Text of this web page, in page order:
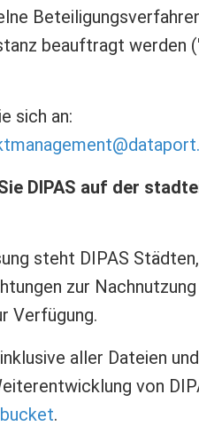
beauftragt werden
sich an:
DIPAS auf der
steht DIPAS
zur Nachnutzung
Verfügung.
aller Dateien
von
.